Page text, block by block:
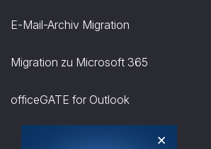
E-Mail-Archiv Migration
Migration zu Microsoft 365
officeGATE for Outlook
×